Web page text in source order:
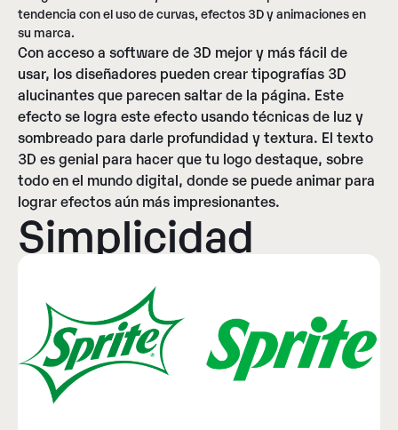
tendencia con el uso de curvas, efectos 3D y animaciones en
su marca.
Con acceso a software de 3D mejor y más fácil de
usar, los diseñadores pueden crear tipografías 3D
alucinantes que parecen saltar de la página. Este
efecto se logra este efecto usando técnicas de luz y
sombreado para darle profundidad y textura. El texto
3D es genial para hacer que tu logo destaque, sobre
todo en el mundo digital, donde se puede animar para
lograr efectos aún más impresionantes.
Simplicidad